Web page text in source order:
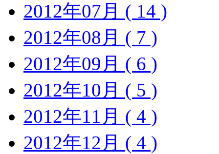
2012年07月 ( 14 )
2012年08月 ( 7 )
2012年09月 ( 6 )
2012年10月 ( 5 )
2012年11月 ( 4 )
2012年12月 ( 4 )